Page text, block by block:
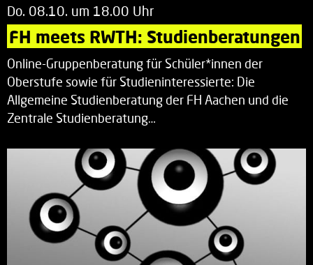
Do. 08.10. um 18.00 Uhr
FH meets RWTH: Studienberatungen
Online-Gruppenberatung für Schüler*innen der
Oberstufe sowie für Studieninteressierte: Die
Allgemeine Studienberatung der FH Aachen und die
Zentrale Studienberatung…